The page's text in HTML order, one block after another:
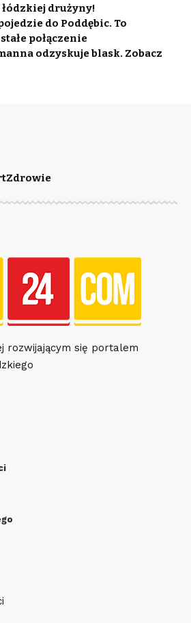
łódzkiej drużyny!
do Poddębic. To
połączenie
odzyskuje blask. Zobacz
Zdrowie
rozwijającym się portalem